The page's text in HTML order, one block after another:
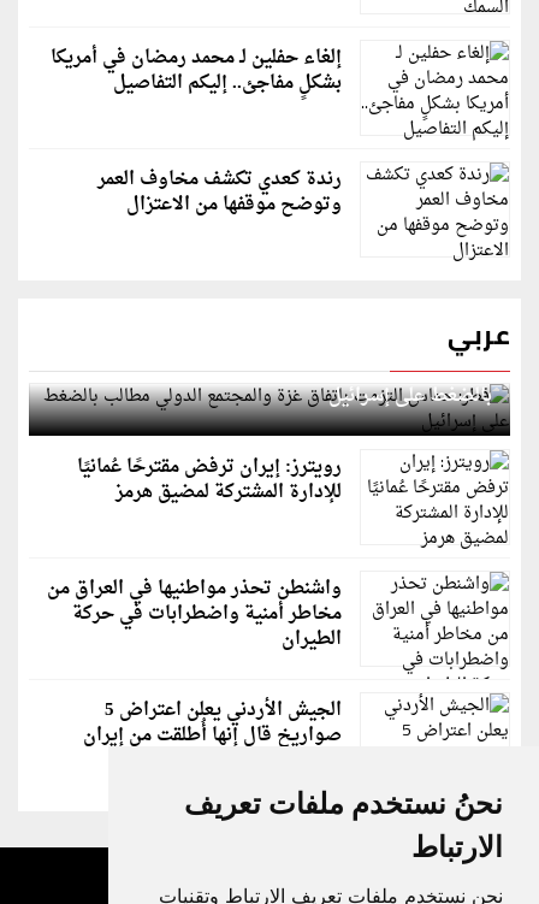
نحنُ نستخدم ملفات تعريف
الارتباط
نحن نستخدم ملفات تعريف الارتباط وتقنيات
إلغاء حفلين لـ محمد رمضان في أمريكا
بشكلٍ مفاجئ.. إليكم التفاصيل
رندة كعدي تكشف مخاوف العمر
وتوضح موقفها من الاعتزال
عربي
قطر: حماس التزمت باتفاق غزة والمجتمع الدولي مطالب
بالضغط على إسرائيل
رويترز: إيران ترفض مقترحًا عُمانيًا
للإدارة المشتركة لمضيق هرمز
واشنطن تحذر مواطنيها في العراق من
مخاطر أمنية واضطرابات في حركة
الطيران
الجيش الأردني يعلن اعتراض 5
صواريخ قال إنها أُطلقت من إيران